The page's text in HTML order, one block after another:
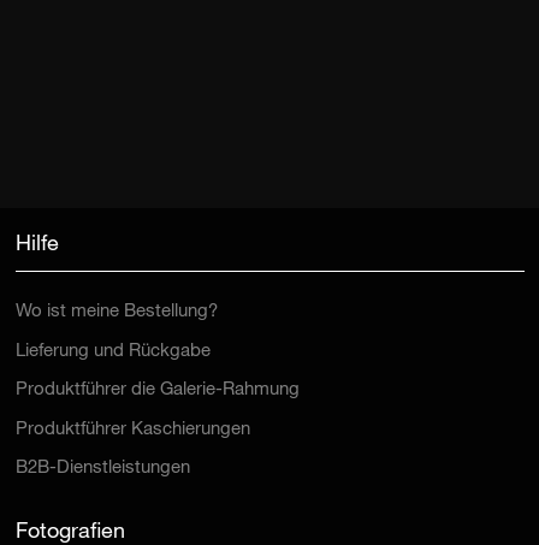
Hilfe
Wo ist meine Bestellung?
Lieferung und Rückgabe
Produktführer die Galerie-Rahmung
Produktführer Kaschierungen
B2B-Dienstleistungen
Fotografien